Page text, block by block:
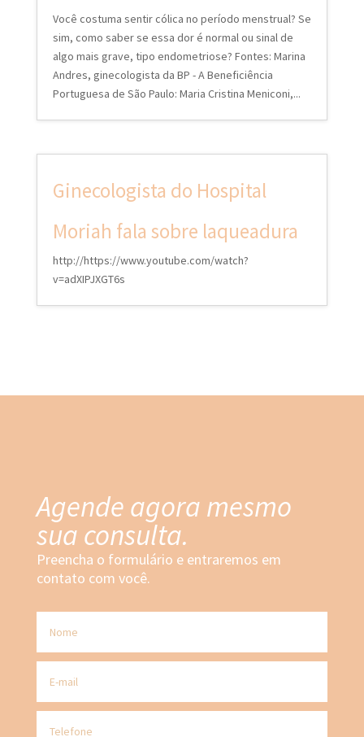
Você costuma sentir cólica no período menstrual? Se
sim, como saber se essa dor é normal ou sinal de
algo mais grave, tipo endometriose? Fontes: Marina
Andres, ginecologista da BP - A Beneficiência
Portuguesa de São Paulo: Maria Cristina Meniconi,...
Ginecologista do Hospital
Moriah fala sobre laqueadura
http://https://www.youtube.com/watch?
v=adXIPJXGT6s
Agende agora mesmo
sua consulta.
Preencha o formulário e entraremos em
contato com você.